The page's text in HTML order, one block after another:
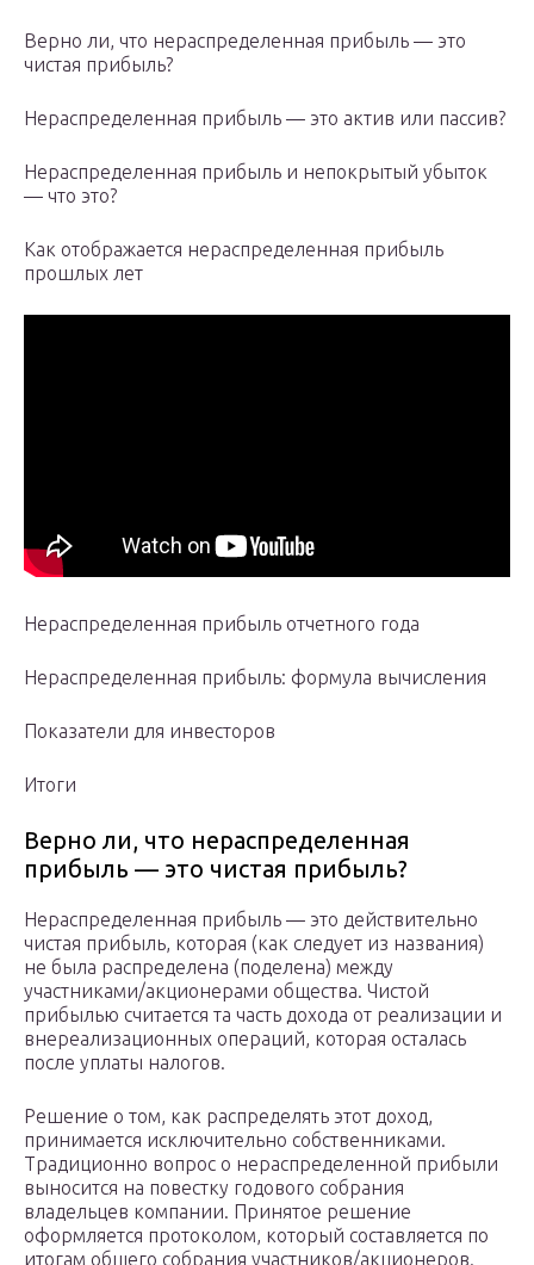
Верно ли, что нераспределенная прибыль — это
чистая прибыль?
Нераспределенная прибыль — это актив или пассив?
Нераспределенная прибыль и непокрытый убыток
— что это?
Как отображается нераспределенная прибыль
прошлых лет
Нераспределенная прибыль отчетного года
Нераспределенная прибыль: формула вычисления
Показатели для инвесторов
Итоги
Верно ли, что нераспределенная
прибыль — это чистая прибыль?
Нераспределенная прибыль — это действительно
чистая прибыль, которая (как следует из названия)
не была распределена (поделена) между
участниками/акционерами общества. Чистой
прибылью считается та часть дохода от реализации и
внереализационных операций, которая осталась
после уплаты налогов.
Решение о том, как распределять этот доход,
принимается исключительно собственниками.
Традиционно вопрос о нераспределенной прибыли
выносится на повестку годового собрания
владельцев компании. Принятое решение
оформляется протоколом, который составляется по
итогам общего собрания участников/акционеров.